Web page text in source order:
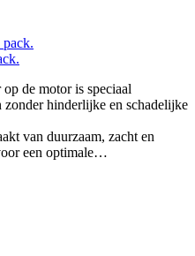
de motor is speciaal
hinderlijke en schadelijke
van duurzaam, zacht en
een optimale…